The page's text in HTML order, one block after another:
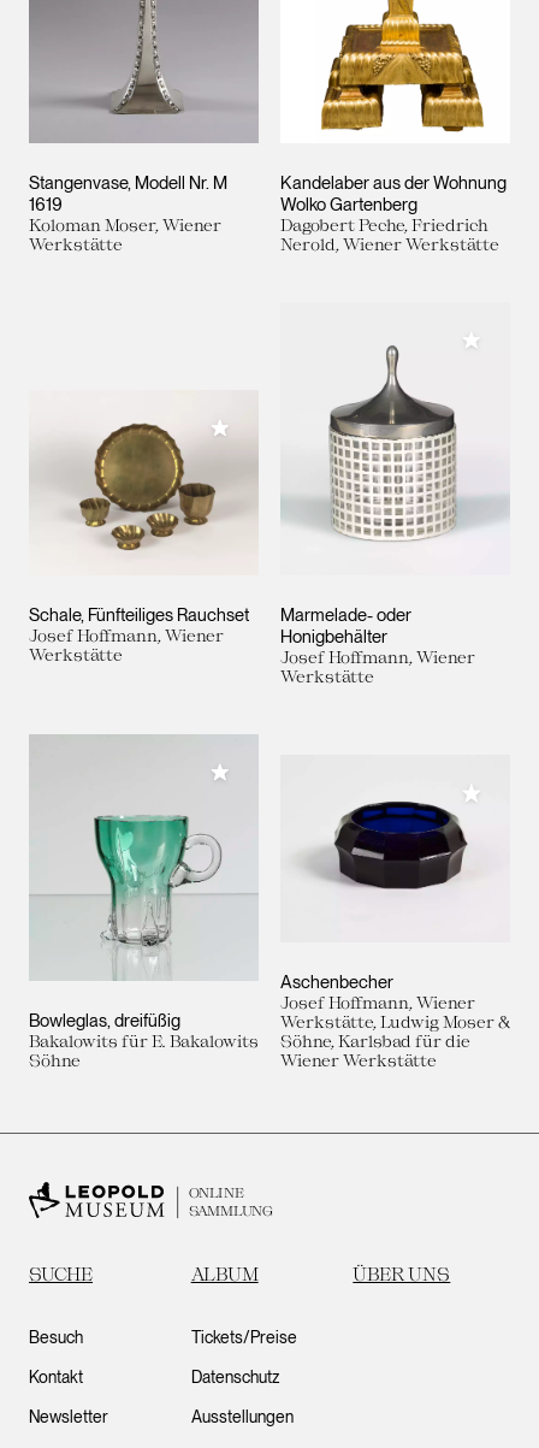
Stangenvase, Modell Nr. M
1619
Koloman Moser, Wiener
Werkstätte
Kandelaber aus der Wohnung
Wolko Gartenberg
Dagobert Peche, Friedrich
Nerold, Wiener Werkstätte
Schale, Fünfteiliges Rauchset
Josef Hoffmann, Wiener
Werkstätte
Meiner Sammlung hinzufügen
Marmelade- oder
Honigbehälter
Josef Hoffmann, Wiener
Werkstätte
Meiner
Bowleglas, dreifüßig
Bakalowits für E. Bakalowits
Söhne
Meiner Sammlung hinzufügen
Aschenbecher
Josef Hoffmann, Wiener
Werkstätte, Ludwig Moser &
Söhne, Karlsbad für die
Wiener Werkstätte
Meiner
ONLINE
SAMMLUNG
SUCHE ALBUM ÜBER UNS
Besuch
Kontakt
Newsletter
Tickets/Preise
Datenschutz
Ausstellungen